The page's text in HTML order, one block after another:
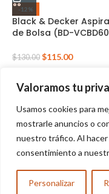
Valoramos tu
Usamos cookies para
mostrarle anuncios o
nuestro tráfico. Al hacer
consentimiento a
Personalizar
-12%
Black & Decker
de Bolsa (BD-
$130.00 $115.00
Políticas de
Devolución